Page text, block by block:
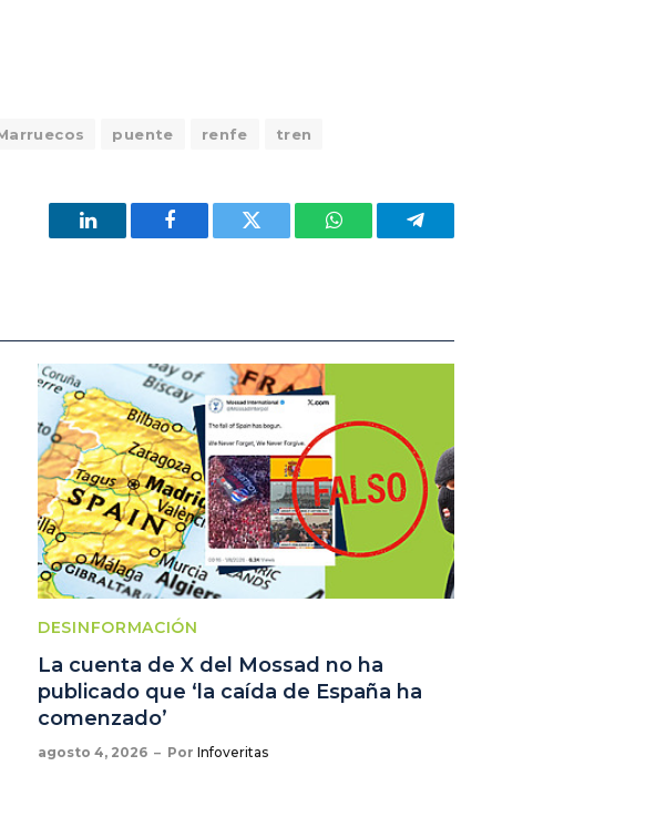
puente renfe tren
LinkedIn Facebook Twitter WhatsAppTelegrama
DESINFORMACIÓN
La cuenta de X del Mossad no ha
publicado que ‘la caída de España ha
comenzado’
agosto 4, 2026 Por Infoveritas